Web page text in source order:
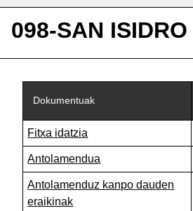
098-SAN ISIDRO
Dokumentuak
Fitxa idatzia
Antolamendua
Antolamenduz kanpo dauden
eraikinak